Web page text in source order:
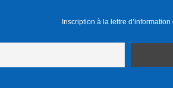
Inscription à la lettre